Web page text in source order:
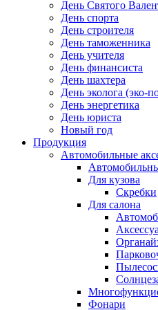
День Святого
День спорта
День строителя
День таможенника
День учителя
День финансиста
День шахтера
День эколога (эко-
День энергетика
День юриста
Новый год
Продукция
Автомобильные
Для кузова
Скребки
Для салона
Фонари